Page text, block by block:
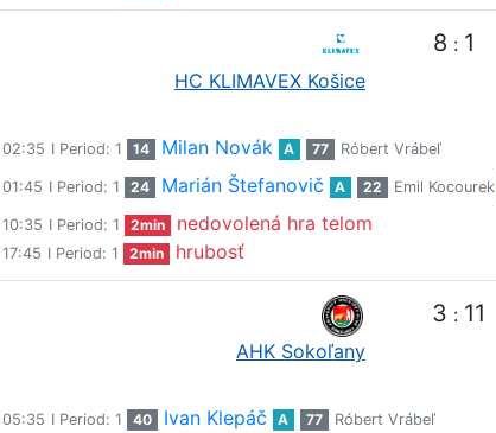
HC KLIMAVEX Košice
8 : 1
02:35 I Period: 1 14 Milan Novák A 77 Róbert Vrábeľ
01:45 I Period: 1 24 Marián Štefanovič A 22 Emil Kocourek
10:35 I Period: 1 2min nedovolená hra telom
17:45 I Period: 1 2min hrubosť
AHK Sokoľany
3 : 11
05:35 I Period: 1 40 Ivan Klepáč A 77
Róbert Vrábeľ